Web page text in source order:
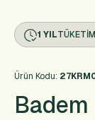
1 YIL
Ürün Kodu: